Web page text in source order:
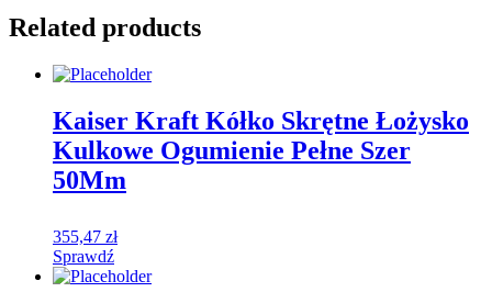
Related products
Kaiser Kraft Kółko Skrętne Łożysko
Kulkowe Ogumienie Pełne Szer
50Mm
355,47 zł
Sprawdź